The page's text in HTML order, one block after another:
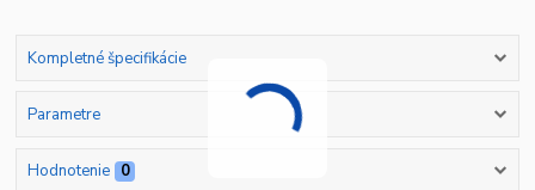
Kompletné špecifikácie
Parametre
Hodnotenie 0